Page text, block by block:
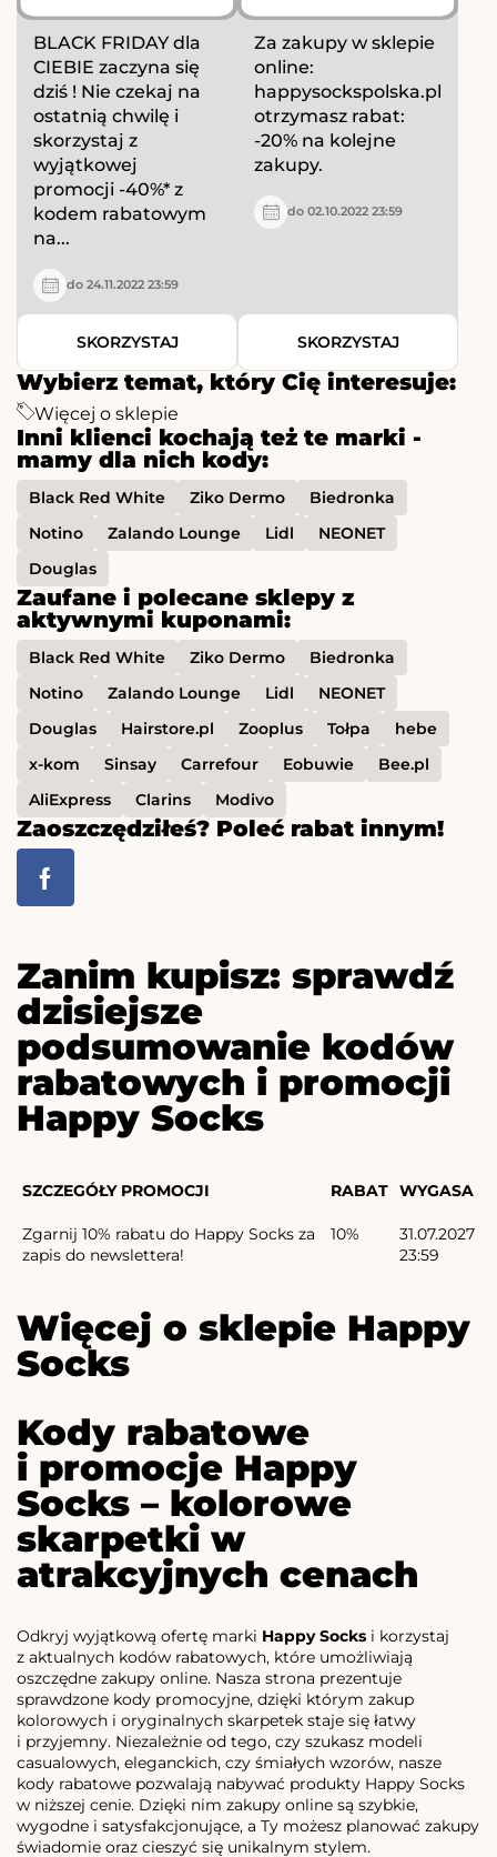
Wybierz temat, który Cię interesuje:
Więcej o sklepie
Inni klienci kochają też te marki -
mamy dla nich kody:
Black Red White Ziko Dermo
Biedronka
Notino
Zalando Lounge Lidl
NEONET
Douglas
Zaufane i polecane sklepy z
aktywnymi kuponami:
Black Red White Ziko Dermo
Biedronka
Notino
Zalando Lounge Lidl
NEONET
Douglas
Hairstore.pl Zooplus Tołpa
hebe
x-kom
Sinsay Carrefour Eobuwie
Bee.pl
AliExpress
Clarins Modivo
Zaoszczędziłeś? Poleć rabat innym!
BLACK FRIDAY dla
CIEBIE zaczyna się
dziś ! Nie czekaj na
ostatnią chwilę i
skorzystaj z
wyjątkowej
promocji -40%* z
kodem rabatowym
na...
do 24.11.2022 23:59
SKORZYSTAJ
Za zakupy w sklepie
online:
happysockspolska.pl
otrzymasz rabat:
-20% na kolejne
zakupy.
do 02.10.2022 23:59
SKORZYSTAJ
Zanim kupisz: sprawdź
dzisiejsze
podsumowanie kodów
rabatowych i promocji
Happy Socks
SZCZEGÓŁY PROMOCJI RABAT WYGASA
Zgarnij 10% rabatu do Happy Socks za
zapis do newslettera!
10%
31.07.2027
23:59
Więcej o sklepie Happy
Socks
Kody rabatowe
i promocje Happy
Socks – kolorowe
skarpetki w
atrakcyjnych cenach
Odkryj wyjątkową ofertę marki Happy Socks i korzystaj
z aktualnych kodów rabatowych, które umożliwiają
oszczędne zakupy online. Nasza strona prezentuje
sprawdzone kody promocyjne, dzięki którym zakup
kolorowych i oryginalnych skarpetek staje się łatwy
i przyjemny. Niezależnie od tego, czy szukasz modeli
casualowych, eleganckich, czy śmiałych wzorów, nasze
kody rabatowe pozwalają nabywać produkty Happy Socks
w niższej cenie. Dzięki nim zakupy online są szybkie,
wygodne i satysfakcjonujące, a Ty możesz planować zakupy
świadomie oraz cieszyć się unikalnym stylem.